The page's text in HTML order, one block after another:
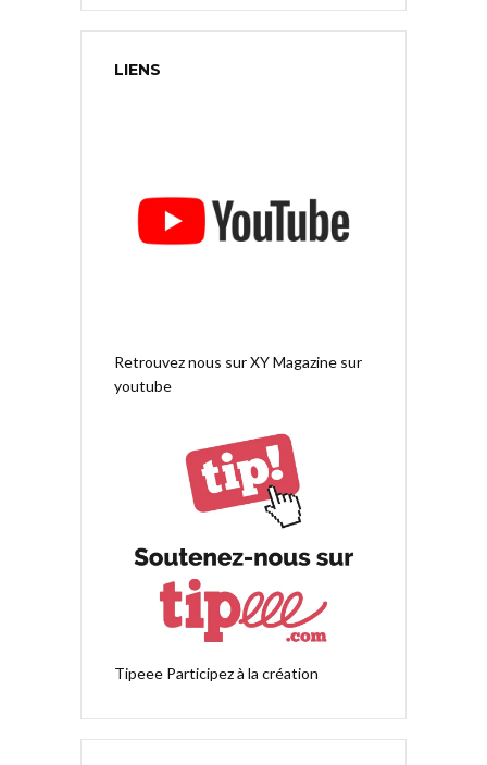
LIENS
Retrouvez nous surXY Magazine sur
youtube
Tipeee Participez à la création